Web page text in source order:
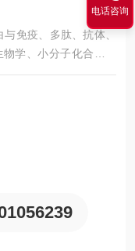
免疫、多肽、抗体、
学、小分子化合物、
生物培养、层析介质、
电话咨询